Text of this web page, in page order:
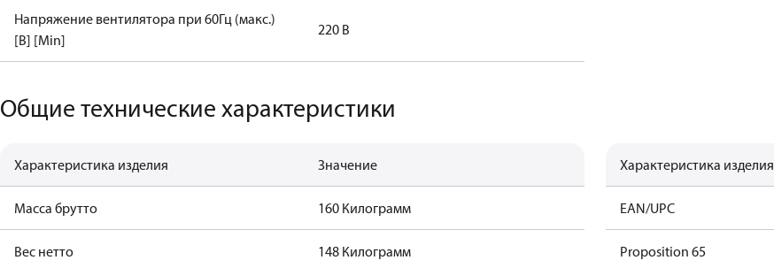
Напряжение вентилятора при 60Гц (макс.)
[В] [Min]
220 В
Общие технические характеристики
Характеристика изделия Значение
Масса брутто 160 Килограмм
Вес нетто 148 Килограмм
Характеристика изделия
EAN/UPC
Proposition 65